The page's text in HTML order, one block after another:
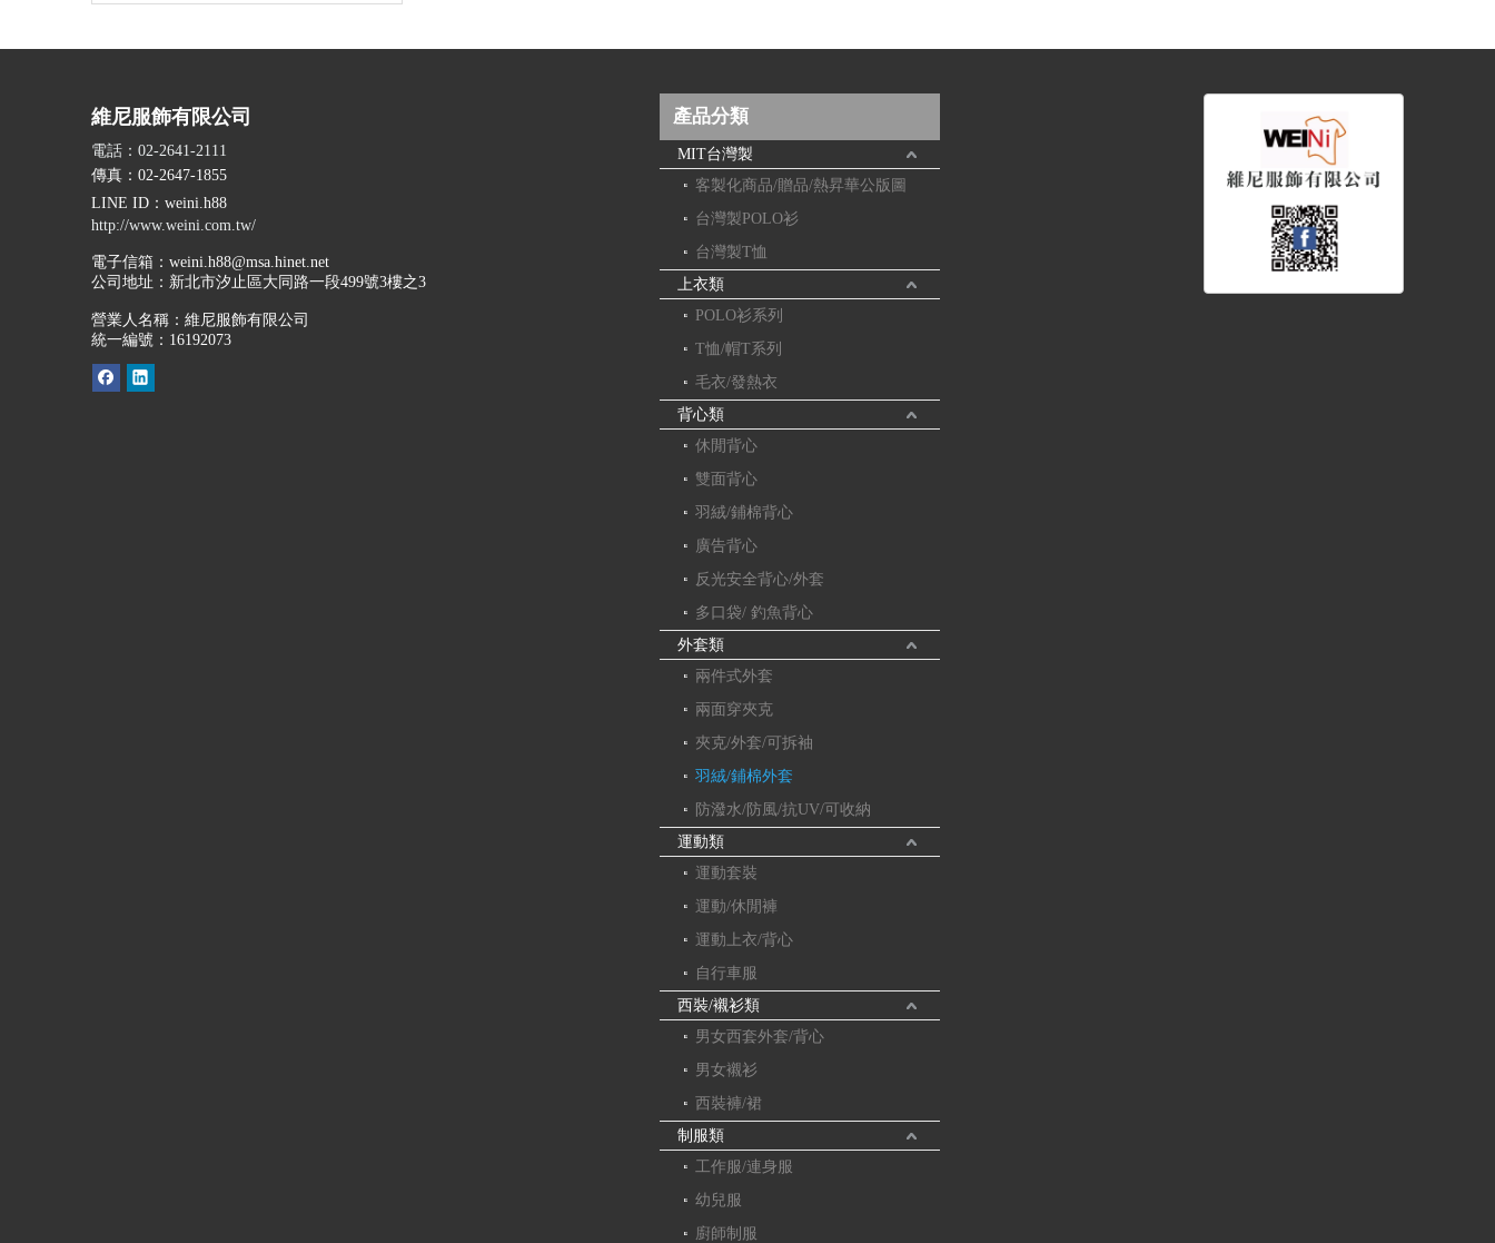
維尼服飾有限公司
電話：02-2641-2111
傳真：02-2647-1855
LINE ID ：weini.h88
http://www.weini.com.tw/
電子信箱： weini.h88@msa.hinet.net
公司地址： 新北市汐止區大同路一段499號3樓之3
營業人名稱：維尼服飾有限公司
統一編號：16192073
產品分類
MIT台灣製
客製化商品/贈品/熱昇華公版圖
台灣製POLO衫
台灣製T恤
上衣類
POLO衫系列
T恤/帽T系列
毛衣/發熱衣
背心類
休閒背心
雙面背心
羽絨/鋪棉背心
廣告背心
反光安全背心/外套
多口袋/ 釣魚背心
外套類
兩件式外套
兩面穿夾克
夾克/外套/可拆袖
羽絨/鋪棉外套
防潑水/防風/抗UV/可收納
運動類
運動套裝
運動/休閒褲
運動上衣/背心
自行車服
西裝/襯衫類
男女西套外套/背心
男女襯衫
西裝褲/裙
制服類
工作服/連身服
幼兒服
廚師制服